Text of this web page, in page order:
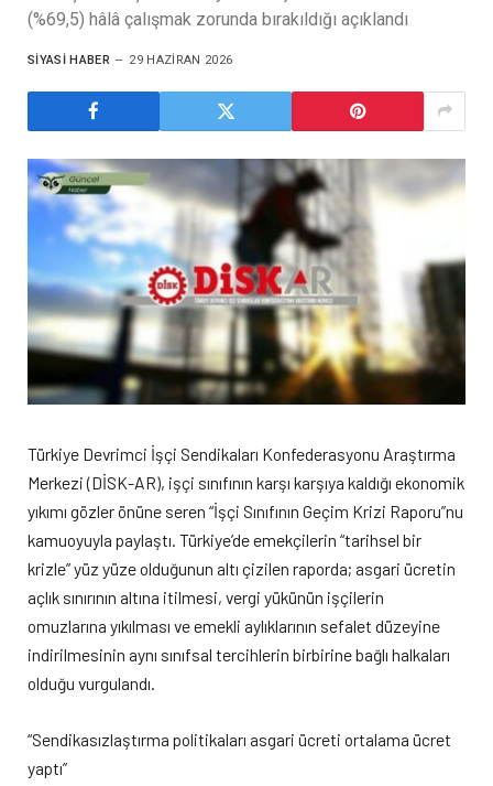
(%69,5) hâlâ çalışmak zorunda bırakıldığı açıklandı
SIYASI HABER 29 HAZIRAN 2026
Türkiye Devrimci İşçi Sendikaları Konfederasyonu Araştırma
Merkezi (DİSK-AR), işçi sınıfının karşı karşıya kaldığı ekonomik
yıkımı gözler önüne seren “İşçi Sınıfının Geçim Krizi Raporu”nu
kamuoyuyla paylaştı. Türkiye’de emekçilerin “tarihsel bir
krizle” yüz yüze olduğunun altı çizilen raporda; asgari ücretin
açlık sınırının altına itilmesi, vergi yükünün işçilerin
omuzlarına yıkılması ve emekli aylıklarının sefalet düzeyine
indirilmesinin aynı sınıfsal tercihlerin birbirine bağlı halkaları
olduğu vurgulandı.
“Sendikasızlaştırma politikaları asgari ücreti ortalama ücret
yaptı”